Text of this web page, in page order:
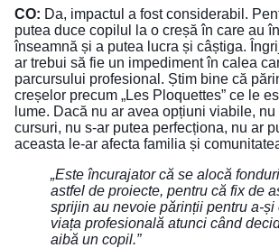
CO: Da, impactul a fost considerabil.
putea duce copilul la o creșă în care au
înseamnă și a putea lucra și câștiga.
ar trebui să fie un impediment în calea
parcursului profesional. Știm bine că
creșelor precum „Les Ploquettes” ce le
lume. Dacă nu ar avea opțiuni viabile,
cursuri, nu s-ar putea perfecționa, nu ar
aceasta le-ar afecta familia și
„Este încurajator că se alocă
astfel de proiecte, pentru că fix de
sprijin au nevoie părinții pentru a-și
viața profesională atunci când
aibă un copil.”